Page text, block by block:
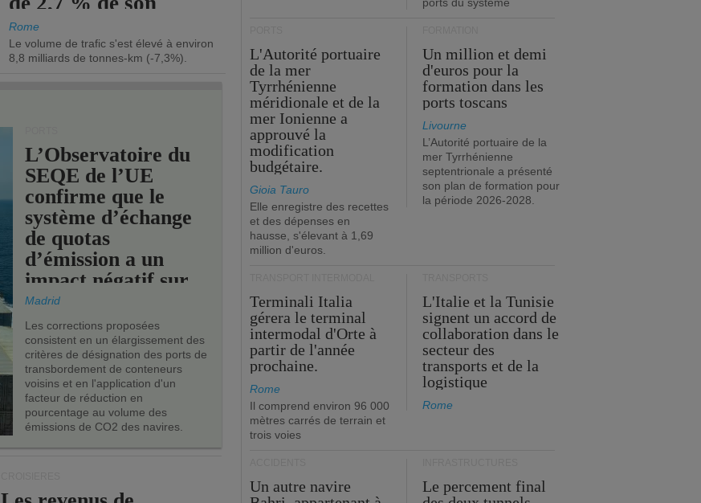
chiffre d'affaires
opérationnel.
Rome
Le volume de trafic s'est élevé à environ
8,8 milliards de tonnes-km (-7,3%).
L’Observatoire du
SEQE de l’UE
confirme que le
système d’échange
de quotas
d’émission a un
impact négatif sur
les ports de l’UE.
Madrid
Les corrections proposées
consistent en un élargissement des
critères de désignation des ports de
transbordement de conteneurs
voisins et en l'application d'un
facteur de réduction en
pourcentage au volume des
émissions de CO2 des navires.
L'Autorité portuaire
de la mer
Tyrrhénienne
méridionale et de la
mer Ionienne a
approuvé la
modification
budgétaire.
Gioia Tauro
Elle enregistre des recettes
et des dépenses en
hausse, s'élevant à 1,69
million d'euros.
Un million et demi
d'euros pour la
formation dans les
ports toscans
Livourne
L’Autorité portuaire de la
mer Tyrrhénienne
septentrionale a présenté
son plan de formation pour
la période 2026-2028.
Terminali Italia
gérera le terminal
intermodal d'Orte à
partir de l'année
prochaine.
Rome
Il comprend environ 96 000
mètres carrés de terrain et
trois voies
L'Italie et la Tunisie
signent un accord de
collaboration dans le
secteur des
transports et de la
logistique
Rome
Un autre navire
Le percement final